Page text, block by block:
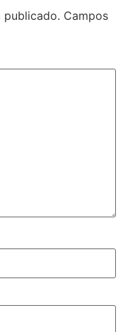
publicado. Campos